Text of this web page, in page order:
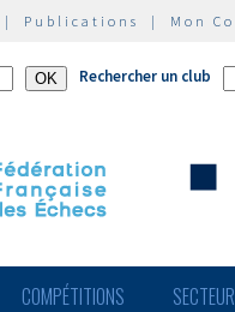
| Publications | Mon
Rechercher un club
COMPÉTITIONS